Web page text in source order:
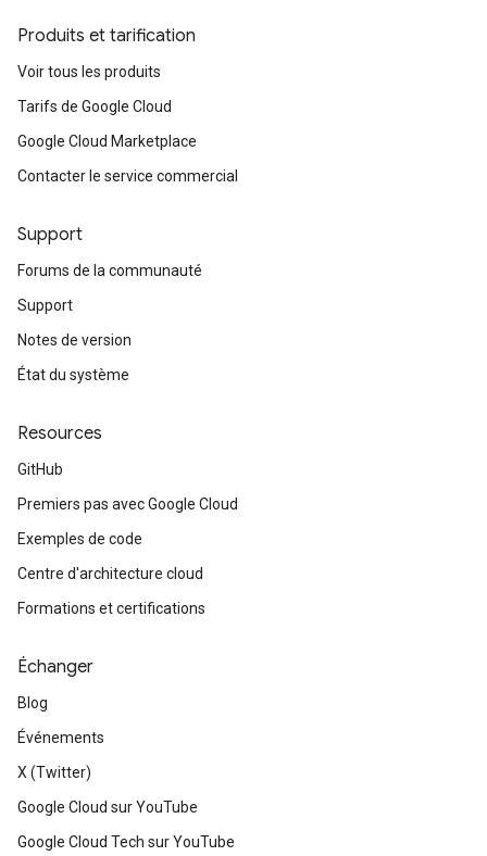
Produits et tarification
Voir tous les produits
Tarifs de Google Cloud
Google Cloud Marketplace
Contacter le service commercial
Support
Forums de la communauté
Support
Notes de version
État du système
Resources
GitHub
Premiers pas avec Google Cloud
Exemples de code
Centre d'architecture cloud
Formations et certifications
Échanger
Blog
Événements
X (Twitter)
Google Cloud sur YouTube
Google Cloud Tech sur YouTube